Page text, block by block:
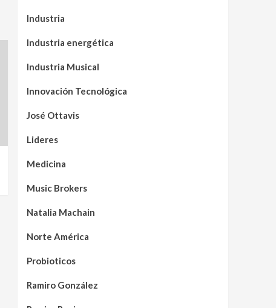
Industria
Industria energética
Industria Musical
Innovación Tecnológica
José Ottavis
Lideres
Medicina
Music Brokers
Natalia Machain
Norte América
Probioticos
Ramiro González